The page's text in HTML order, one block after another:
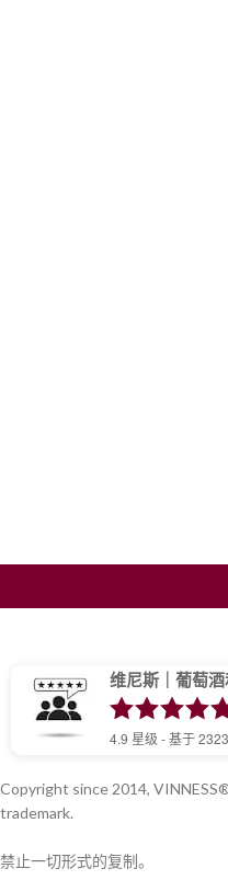
维尼斯｜葡萄
4.9 星级 - 基于2323
Copyright since 2014,
trademark.
禁止一切形式的复制。